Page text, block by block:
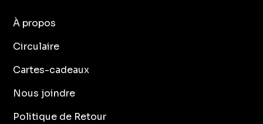
À propos
Circulaire
Cartes-cadeaux
Nous joindre
Politique de Retour